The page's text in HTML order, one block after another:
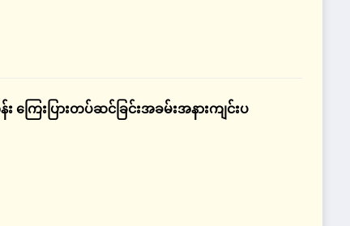
ြေးပြားတပ်ဆင်ခြင်းအခမ်းအနားကျင်းပ